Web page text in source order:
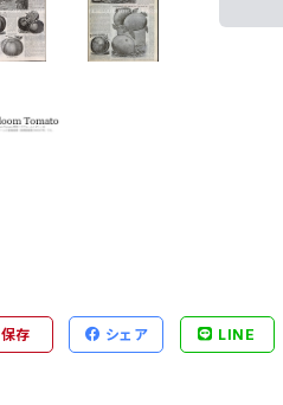
保存 シェア LINE